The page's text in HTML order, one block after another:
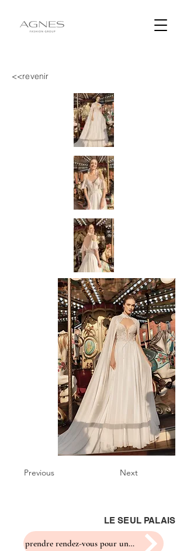
<<revenir
Previous Next
LE SEUL PALAIS
prendre rendez-vous pour un essayage